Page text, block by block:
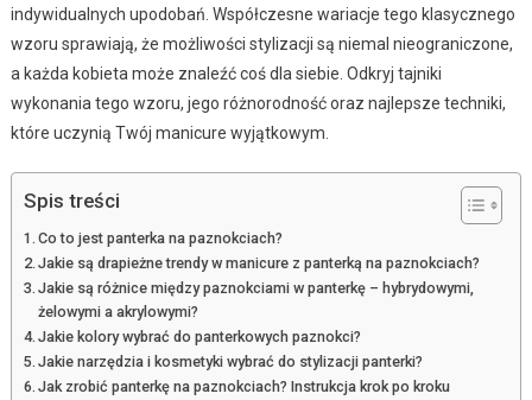
indywidualnych upodobań. Współczesne wariacje tego klasycznego
wzoru sprawiają, że możliwości stylizacji są niemal nieograniczone,
a każda kobieta może znaleźć coś dla siebie. Odkryj tajniki
wykonania tego wzoru, jego różnorodność oraz najlepsze techniki,
które uczynią Twój manicure wyjątkowym.
Spis treści
Co to jest panterka na paznokciach?
Jakie są drapieżne trendy w manicure z panterką na paznokciach?
Jakie są różnice między paznokciami w panterkę – hybrydowymi,
żelowymi a akrylowymi?
Jakie kolory wybrać do panterkowych paznokci?
Jakie narzędzia i kosmetyki wybrać do stylizacji panterki?
Jak zrobić panterkę na paznokciach? Instrukcja krok po kroku